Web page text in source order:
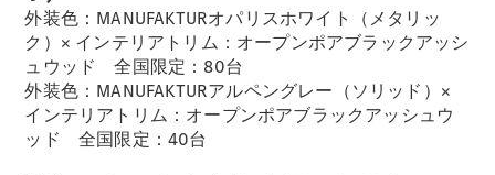
のご購入サ
ポート
デジタルコ
ンパニオン
限定車ライ
ンアップ
外装色：MANUFAKTURオパリスホワイト（メタリッ
ク）× インテリアトリム：オープンポアブラックアッシ
ュウッド 全国限定：80台
外装色：MANUFAKTURアルペングレー（ソリッド）×
インテリアトリム：オープンポアブラックアッシュウ
ッド 全国限定：40台